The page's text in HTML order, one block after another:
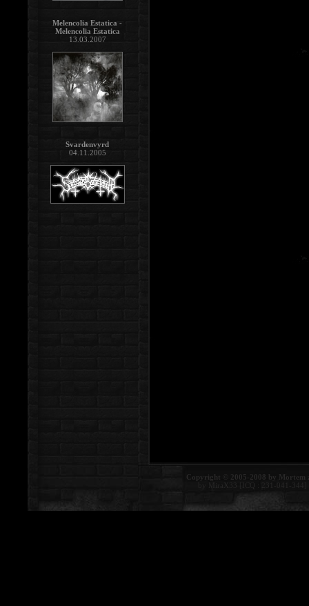
Copyright © 2005-2008 by Mortem
by MiraX33 [ICQ : 231-041-344]
Melencolia Estatica -
Melencolia Estatica
13.03.2007
Svardenvyrd
04.11.2005